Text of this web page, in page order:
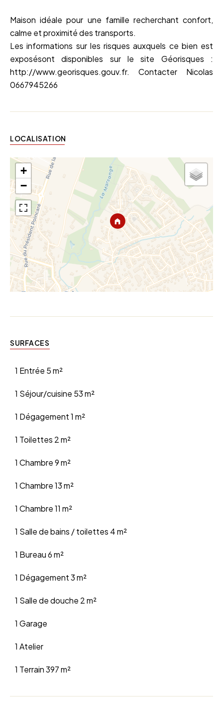
Maison idéale pour une famille recherchant confort,
calme et proximité des transports.
Les informations sur les risques auxquels ce bien est
exposésont disponibles sur le site Géorisques :
http://www.georisques.gouv.fr. Contacter Nicolas
0667945266
LOCALISATION
+
−
SURFACES
1 Entrée 5 m²
1 Séjour/cuisine 53 m²
1 Dégagement1 m²
1 Toilettes 2 m²
1 Chambre9 m²
1 Chambre13 m²
1 Chambre11 m²
1 Salle de bains / toilettes 4 m²
1 Bureau6 m²
1 Dégagement3 m²
1 Salle de douche 2 m²
1 Garage
1 Atelier
1 Terrain397 m²